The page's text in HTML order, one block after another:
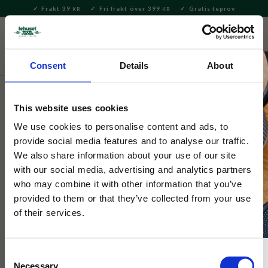
Consent Details About
This website uses cookies
We use cookies to personalise content and ads, to
provide social media features and to analyse our traffic.
We also share information about your use of our site
with our social media, advertising and analytics partners
who may combine it with other information that you’ve
provided to them or that they’ve collected from your use
of their services.
Necessary
Meny
Frakt 39 KR Fri frakt över 399 KR Gratis teprov
Servering & Dukning
Spode
Spode Blue Italian Små Fat 4-Pack
Fyra små fat från Spode i mönstret Blue Italian.